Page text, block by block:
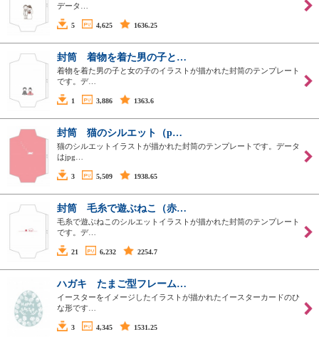
データ…
5 4,625 1636.25
封筒 着物を着た男の子と…
着物を着た男の子と女の子のイラストが描かれた封筒のテンプレート
です。デ…
1 3,886 1363.6
封筒 猫のシルエット（p…
猫のシルエットイラストが描かれた封筒のテンプレートです。データ
はjpg…
3 5,509 1938.65
封筒 毛糸で遊ぶねこ（赤…
毛糸で遊ぶねこのシルエットイラストが描かれた封筒のテンプレート
です。デ…
21 6,232 2254.7
ハガキ たまご型フレーム…
イースターをイメージしたイラストが描かれたイースターカードのひ
な形です…
3 4,345 1531.25